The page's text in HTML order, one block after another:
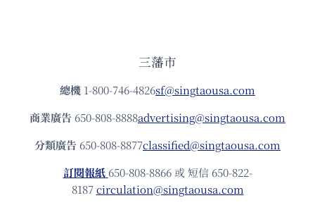
三藩市
總機 1-800-746-4826sf@singtaousa.com
商業廣告 650-808-8888advertising@singtaousa.com
分類廣告 650-808-8877classified@singtaousa.com
訂閱報紙 650-808-8866 或 短信 650-822-
8187circulation@singtaousa.com